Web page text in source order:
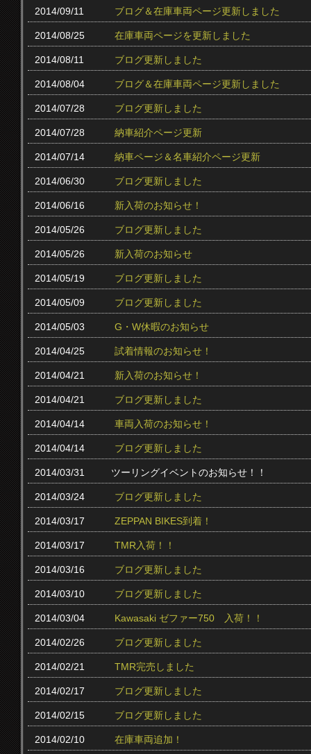
2014/09/11 ブログ＆在庫車両ページ更新しました
2014/08/25 在庫車両ページを更新しました
2014/08/11 ブログ更新しました
2014/08/04 ブログ＆在庫車両ページ更新しました
2014/07/28 ブログ更新しました
2014/07/28 納車紹介ページ更新
2014/07/14 納車ページ＆名車紹介ページ更新
2014/06/30 ブログ更新しました
2014/06/16 新入荷のお知らせ！
2014/05/26 ブログ更新しました
2014/05/26 新入荷のお知らせ
2014/05/19 ブログ更新しました
2014/05/09 ブログ更新しました
2014/05/03 G・W休暇のお知らせ
2014/04/25 試着情報のお知らせ！
2014/04/21 新入荷のお知らせ！
2014/04/21 ブログ更新しました
2014/04/14 車両入荷のお知らせ！
2014/04/14 ブログ更新しました
2014/03/31 ツーリングイベントのお知らせ！！
2014/03/24 ブログ更新しました
2014/03/17 ZEPPAN BIKES到着！
2014/03/17 TMR入荷！！
2014/03/16 ブログ更新しました
2014/03/10 ブログ更新しました
2014/03/04 Kawasaki ゼファー750 入荷！！
2014/02/26 ブログ更新しました
2014/02/21 TMR完売しました
2014/02/17 ブログ更新しました
2014/02/15 ブログ更新しました
2014/02/10 在庫車両追加！